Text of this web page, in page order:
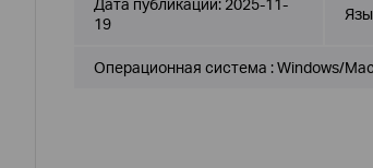
19
Операционная система : Windows/